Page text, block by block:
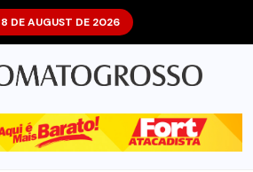
8 DE AUGUST DE 2026